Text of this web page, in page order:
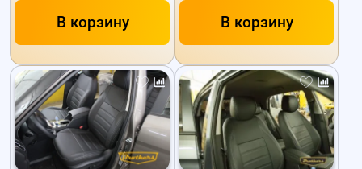
В корзину В корзину